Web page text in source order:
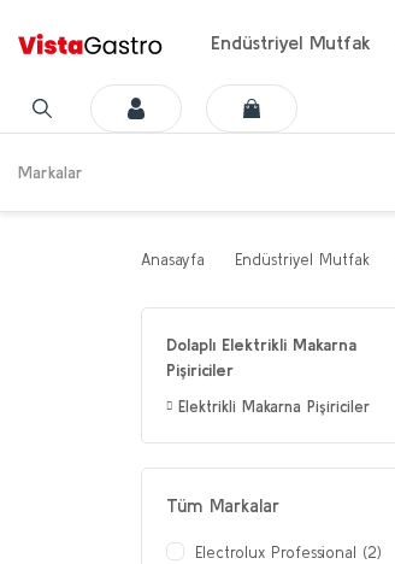
Endüstriyel Mutfak
Markalar
Anasayfa Endüstriyel Mutfak
Dolaplı Elektrikli Makarna
Pişiriciler
Elektrikli Makarna Pişiriciler
Tüm Markalar
Electrolux Professional (2)